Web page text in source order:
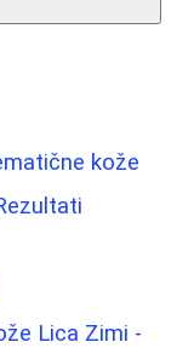
kože
Lica Zimi -